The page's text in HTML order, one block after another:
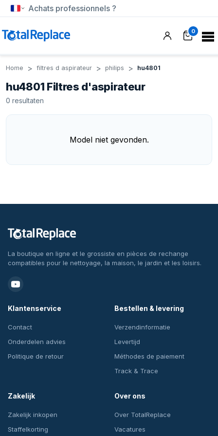
Achats professionnels ?
0
Home filtres d aspirateur philips hu4801
hu4801 Filtres d'aspirateur
0 resultaten
Model niet gevonden.
La boutique en ligne et le grossiste en pièces de rechange
compatibles pour le nettoyage, la maison, le jardin et les loisirs.
Klantenservice
Contact
Onderdelen advies
Politique de retour
Bestellen & levering
Verzendinformatie
Levertijd
Méthodes de paiement
Track & Trace
Zakelijk
Zakelijk inkopen
Staffelkorting
Over ons
Over TotalReplace
Vacatures